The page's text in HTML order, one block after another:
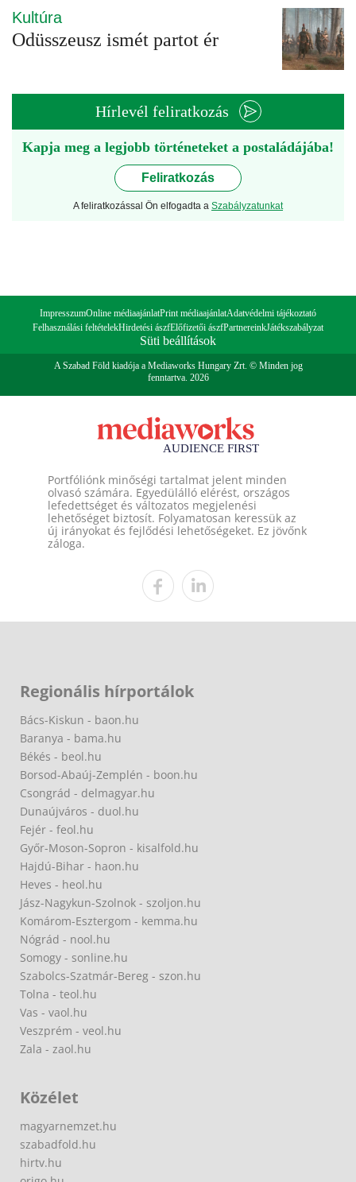
Kultúra
Odüsszeusz ismét partot ér
Hírlevél feliratkozás
Kapja meg a legjobb történeteket a postaládájába!
Feliratkozás
A feliratkozással Ön elfogadta a Szabályzatunkat
ImpresszumOnline médiaajánlatPrint médiaajánlatAdatvédelmi tájékoztató
Felhasználási feltételekHirdetési ászfElőfizetői ászfPartnereinkJátékszabályzat
Süti beállítások
A Szabad Föld kiadója a Mediaworks Hungary Zrt. © Minden jog
fenntartva. 2026
Portfóliónk minőségi tartalmat jelent minden
olvasó számára. Egyedülálló elérést, országos
lefedettséget és változatos megjelenési
lehetőséget biztosít. Folyamatosan keressük az
új irányokat és fejlődési lehetőségeket. Ez jövőnk
záloga.
Regionális hírportálok
Bács-Kiskun - baon.hu
Baranya - bama.hu
Békés - beol.hu
Borsod-Abaúj-Zemplén - boon.hu
Csongrád - delmagyar.hu
Dunaújváros - duol.hu
Fejér - feol.hu
Győr-Moson-Sopron - kisalfold.hu
Hajdú-Bihar - haon.hu
Heves - heol.hu
Jász-Nagykun-Szolnok - szoljon.hu
Komárom-Esztergom - kemma.hu
Nógrád - nool.hu
Somogy - sonline.hu
Szabolcs-Szatmár-Bereg - szon.hu
Tolna - teol.hu
Vas - vaol.hu
Veszprém - veol.hu
Zala - zaol.hu
Közélet
magyarnemzet.hu
szabadfold.hu
hirtv.hu